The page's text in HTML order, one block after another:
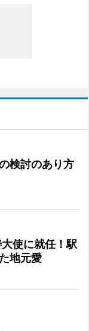
検討のあり方
使に就任！駅
地元愛